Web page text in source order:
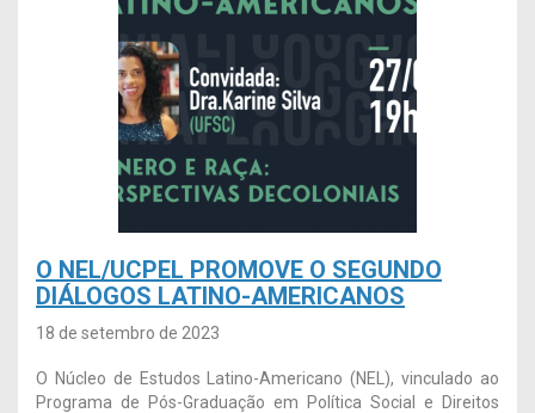
O NEL/UCPEL PROMOVE O SEGUNDO
DIÁLOGOS LATINO-AMERICANOS
18 de setembro de 2023
O Núcleo de Estudos Latino-Americano (NEL), vinculado ao
Programa de Pós-Graduação em Política Social e Direitos